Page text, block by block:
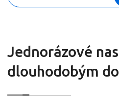
Jednorázové
dlouhodobým